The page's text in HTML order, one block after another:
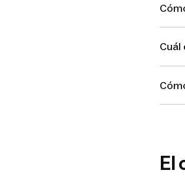
Cuál
El